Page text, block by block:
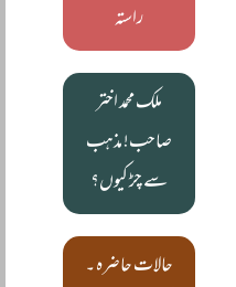
راستہ
ملک محمد اختر
صاحب! مذہب
سے چڑ کیوں؟
حالات حاضرہ ۔